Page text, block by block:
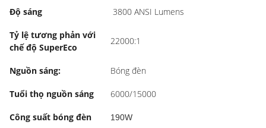
Độ sáng
3800 ANSI Lumens
Tỷ lệ tương phản với
chế độ SuperEco
22000:1
Nguồn sáng: Bóng đèn
Tuổi thọ nguồn sáng 6000/15000
Công suất bóng đèn 190W